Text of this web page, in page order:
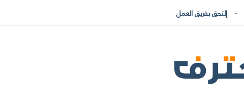
إلتحق بفريق العمل